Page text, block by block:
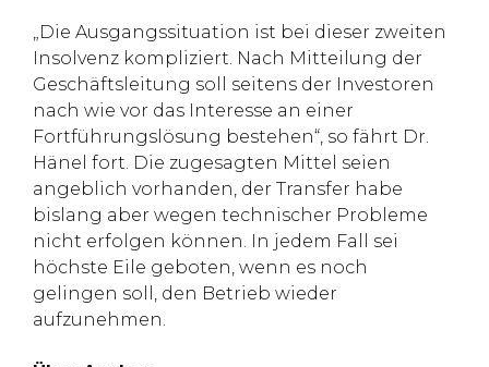
„Die Ausgangssituation ist bei dieser zweiten
Insolvenz kompliziert. Nach Mitteilung der
Geschäftsleitung soll seitens der Investoren
nach wie vor das Interesse an einer
Fortführungslösung bestehen“, so fährt Dr.
Hänel fort. Die zugesagten Mittel seien
angeblich vorhanden, der Transfer habe
bislang aber wegen technischer Probleme
nicht erfolgen können. In jedem Fall sei
höchste Eile geboten, wenn es noch
gelingen soll, den Betrieb wieder
aufzunehmen.